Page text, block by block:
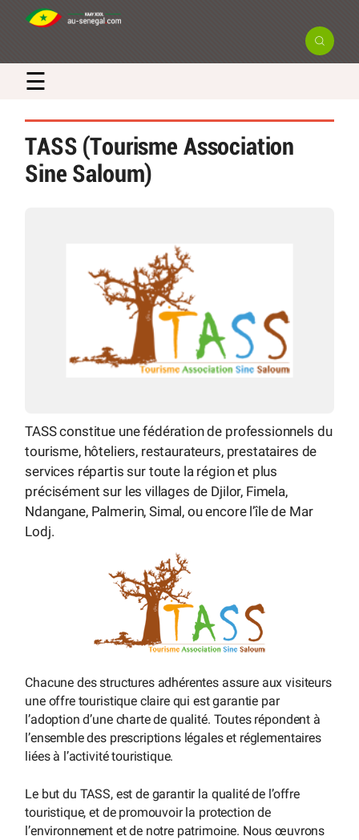
☰
TASS (Tourisme Association
Sine Saloum)
TASS constitue une fédération de professionnels du
tourisme, hôteliers, restaurateurs, prestataires de
services répartis sur toute la région et plus
précisément sur les villages de Djilor, Fimela,
Ndangane, Palmerin, Simal, ou encore l’île de Mar
Lodj.
Chacune des structures adhérentes assure aux visiteurs
une offre touristique claire qui est garantie par
l’adoption d’une charte de qualité. Toutes répondent à
l’ensemble des prescriptions légales et réglementaires
liées à l’activité touristique.
Le but du TASS, est de garantir la qualité de l’offre
touristique, et de promouvoir la protection de
l’environnement et de notre patrimoine. Nous œuvrons